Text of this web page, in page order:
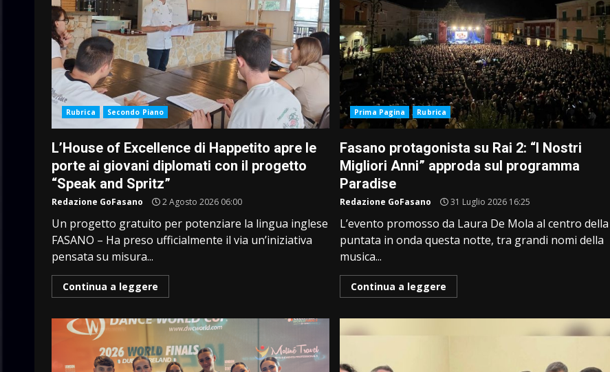
Rubrica Secondo Piano
L’House of Excellence di Happetito apre le
porte ai giovani diplomati con il progetto
“Speak and Spritz”
Redazione GoFasano 2 Agosto 2026 06:00
Un progetto gratuito per potenziare la lingua inglese
FASANO – Ha preso ufficialmente il via un’iniziativa
pensata su misura...
Continua a leggere
Prima Pagina Rubrica
Fasano protagonista su Rai 2: “I Nostri
Migliori Anni” approda sul programma
Paradise
Redazione GoFasano 31 Luglio 2026 16:25
L’evento promosso da Laura De Mola al centro della
puntata in onda questa notte, tra grandi nomi della
musica...
Continua a leggere